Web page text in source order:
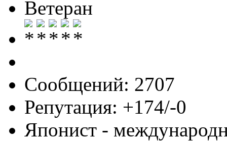
Ветеран
Сообщений: 2707
Репутация: +174/-0
Японист -